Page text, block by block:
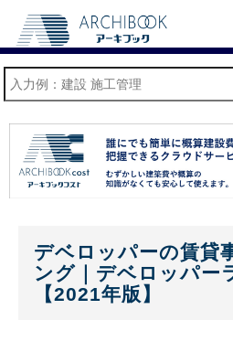
デベロッパーの賃貸
ング｜デベロッパー
【2021年版】